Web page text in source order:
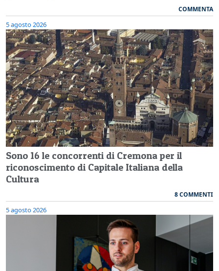
COMMENTA
5 agosto 2026
Sono 16 le concorrenti di Cremona per il
riconoscimento di Capitale Italiana della
Cultura
8 COMMENTI
5 agosto 2026